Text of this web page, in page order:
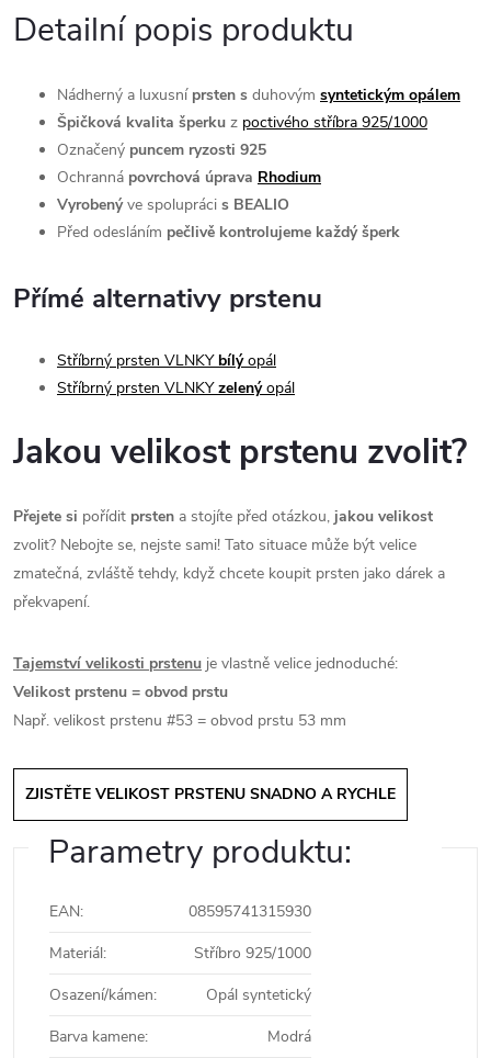
Detailní popis produktu
Nádherný a luxusní prsten s duhovým syntetickým opálem
Špičková kvalita šperku z poctivého stříbra 925/1000
Označený puncem ryzosti 925
Ochranná povrchová úprava Rhodium
Vyrobenýve spolupráci s BEALIO
Před odesláním pečlivě kontrolujeme každý šperk
Přímé alternativy prstenu
Stříbrný prsten VLNKYbílýopál
Stříbrný prsten VLNKYzelenýopál
Jakou velikost prstenu zvolit?
Přejete si pořídit prsten a stojíte před otázkou, jakou velikost
zvolit? Nebojte se, nejste sami! Tato situace může být velice
zmatečná, zvláště tehdy, když chcete koupit prsten jako dárek a
překvapení.
Tajemství velikosti prstenu je vlastně velice jednoduché:
Velikost prstenu = obvod prstu
Např. velikost prstenu #53 = obvod prstu 53 mm
ZJISTĚTE VELIKOST PRSTENU SNADNO A RYCHLE
Parametry produktu:
EAN:
08595741315930
Materiál:
Stříbro 925/1000
Osazení/kámen:
Opál syntetický
Barva kamene: Modrá